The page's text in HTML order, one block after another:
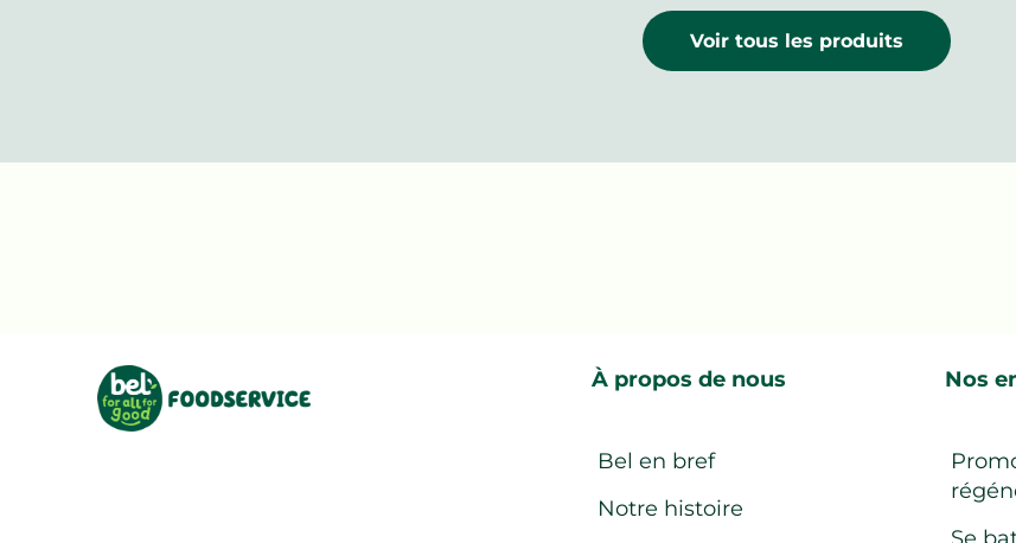
Voir tous les produits
À propos de nous
Bel en bref
Notre histoire
Nos